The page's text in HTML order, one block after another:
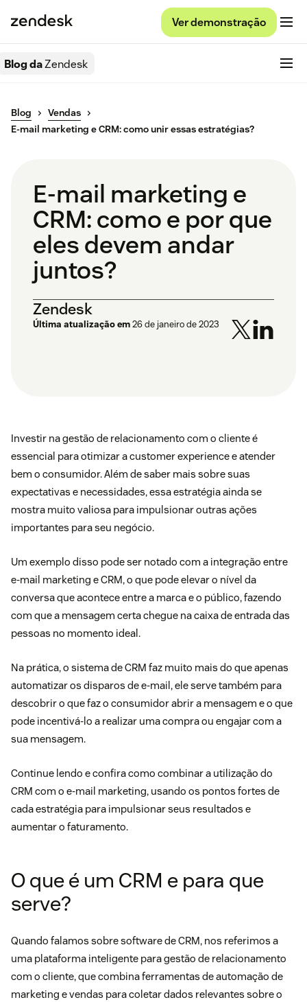
Ver demonstração
Blog daZendesk
Blog
Vendas
E-mail marketing e CRM: como unir essas estratégias?
E-mail marketing e
CRM: como e por que
eles devem andar
juntos?
Zendesk
Última atualização em26 de janeiro de 2023
Investir nagestão de relacionamento com o clienteé
essencial para otimizar a customer experience e atender
bem o consumidor. Além de saber mais sobre suas
expectativas e necessidades, essa estratégia ainda se
mostra muito valiosa para impulsionar outras ações
importantes para seu negócio.
Um exemplo disso pode ser notado com a integração entre
e-mail marketing e CRM, o que pode elevar o nível da
conversa que acontece entre a marca e o público, fazendo
com que a mensagem certa chegue na caixa de entrada das
pessoas no momento ideal.
Na prática, o sistema de CRM faz muito mais do que apenas
automatizar os disparos de e-mail, ele serve também para
descobrir o que faz o consumidor abrir a mensagem e o que
pode incentivá-lo a realizar uma compra ou engajar com a
sua mensagem.
Continue lendo e confira como combinar a utilização do
CRM com o e-mail marketing, usando os pontos fortes de
cada estratégia para impulsionar seus resultados e
aumentar o faturamento.
O que é um CRM e para que
serve?
Quando falamos sobre software de CRM, nos referimos a
uma plataforma inteligente para gestão de relacionamento
com o cliente, que combina ferramentas de automação de
marketing e vendas para coletar dados relevantes sobre o